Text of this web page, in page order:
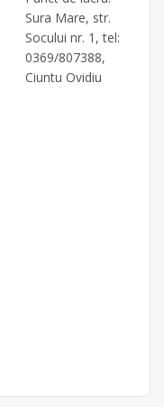
Sura Mare, str.
Socului nr. 1, tel:
0369/807388,
Ciuntu Ovidiu